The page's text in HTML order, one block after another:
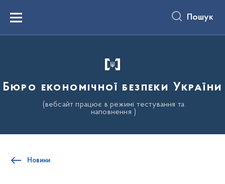
вмістуMenu Пошук
Бюро економічної безпеки України
(вебсайт працює в режимі тестування та
наповнення )
Новини